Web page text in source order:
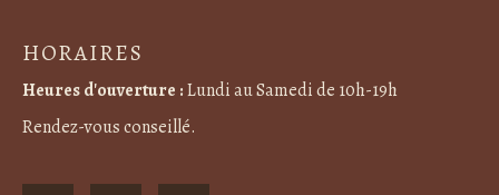
HORAIRES
Heures d'ouverture :Lundi au Samedi de 10h-19h
Rendez-vous conseillé.